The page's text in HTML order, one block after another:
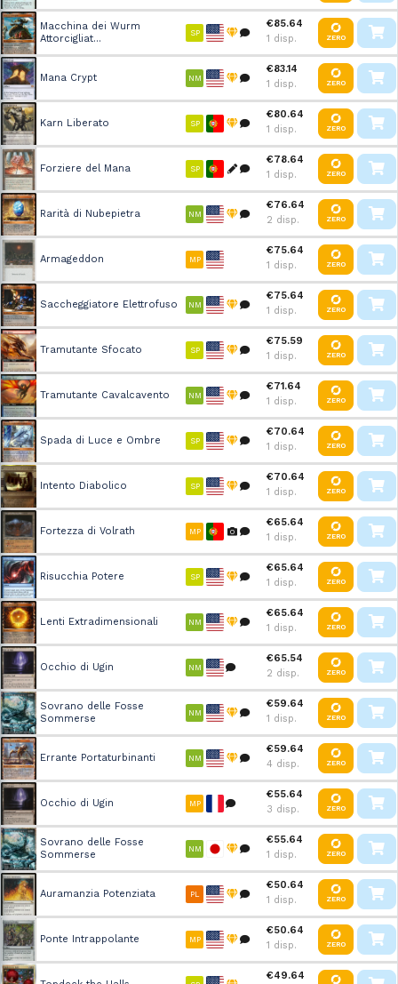
Macchina dei Wurm
Attorcigliat...
SP
€85.64
1 disp.
ZERO
Mana Crypt NM
€83.14
1 disp.
ZERO
Karn Liberato SP
€80.64
1 disp.
ZERO
Forziere del Mana SP
€78.64
1 disp.
ZERO
Rarità di Nubepietra NM
€76.64
2 disp.
ZERO
Armageddon MP
€75.64
1 disp.
ZERO
Saccheggiatore Elettrofuso NM
€75.64
1 disp.
ZERO
Tramutante Sfocato SP
€75.59
1 disp.
ZERO
Tramutante Cavalcavento NM
€71.64
1 disp.
ZERO
Spada di Luce e Ombre SP
€70.64
1 disp.
ZERO
Intento Diabolico SP
€70.64
1 disp.
ZERO
Fortezza di Volrath MP
€65.64
1 disp.
ZERO
Risucchia Potere SP
€65.64
1 disp.
ZERO
Lenti Extradimensionali NM
€65.64
1 disp.
ZERO
Occhio di Ugin NM
€65.54
2 disp.
ZERO
Sovrano delle Fosse
Sommerse
NM
€59.64
1 disp.
ZERO
Errante Portaturbinanti NM
€59.64
4 disp.
ZERO
Occhio di Ugin MP
€55.64
3 disp.
ZERO
Sovrano delle Fosse
Sommerse
NM
€55.64
1 disp.
ZERO
Auramanzia Potenziata PL
€50.64
1 disp.
ZERO
Ponte Intrappolante MP
€50.64
1 disp.
ZERO
€49.64